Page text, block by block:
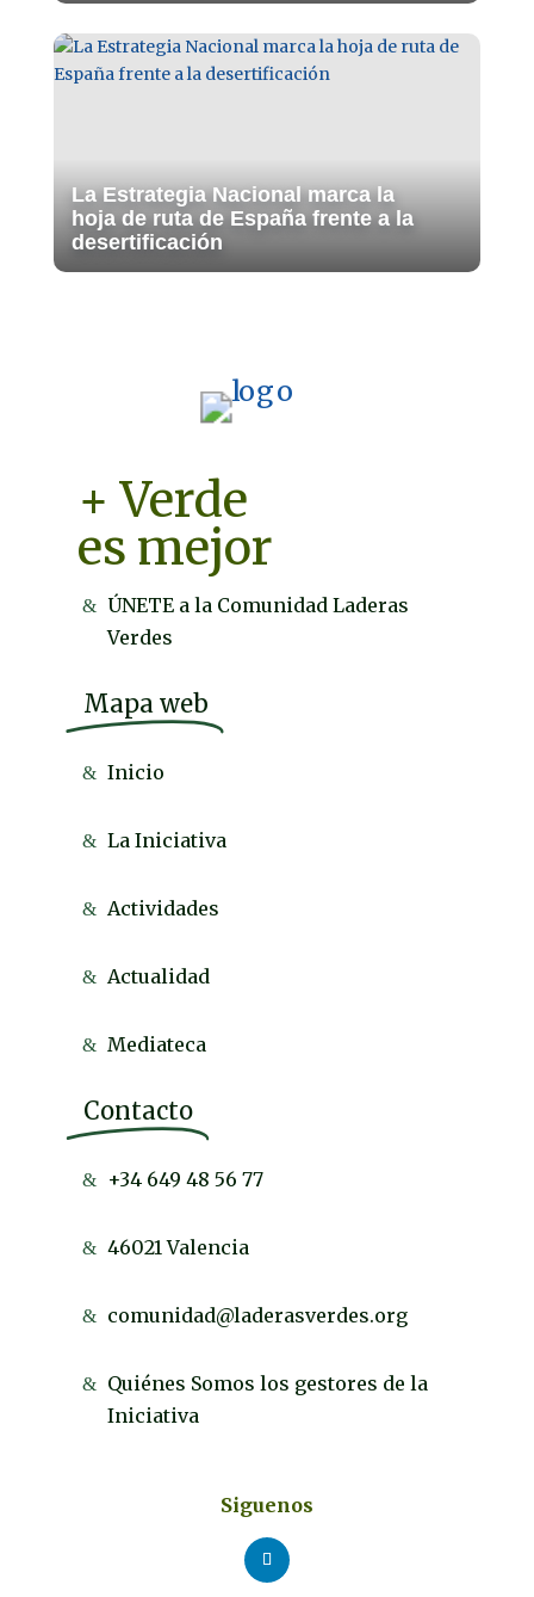
La Estrategia Nacional marca la
hoja de ruta de España frente a la
desertificación
+ Verde
es mejor
ÚNETE a la Comunidad Laderas
Verdes
Mapa web
Inicio
La Iniciativa
Actividades
Actualidad
Mediateca
Contacto
+34 649 48 56 77
46021 Valencia
comunidad@laderasverdes.org
Quiénes Somos los gestores de la
Iniciativa
Siguenos